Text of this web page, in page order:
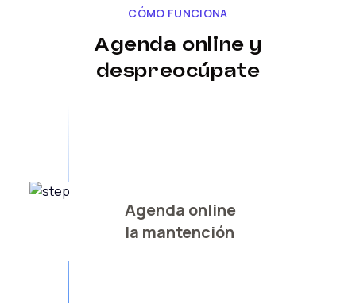
CÓMO FUNCIONA
Agenda online y
despreocúpate
Agenda online
la mantención